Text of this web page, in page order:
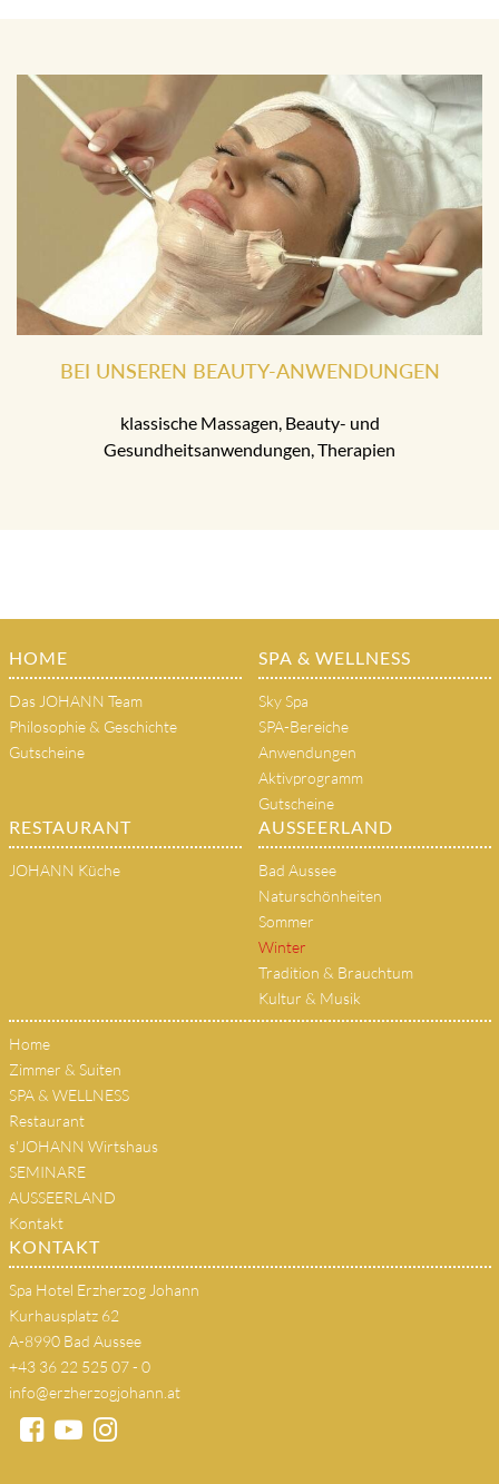
BEI UNSEREN BEAUTY-ANWENDUNGEN
klassische Massagen, Beauty- und
Gesundheitsanwendungen, Therapien
HOME
Das JOHANN Team
Philosophie & Geschichte
Gutscheine
SPA & WELLNESS
Sky Spa
SPA-Bereiche
Anwendungen
Aktivprogramm
Gutscheine
RESTAURANT
JOHANN Küche
AUSSEERLAND
Bad Aussee
Naturschönheiten
Sommer
Winter
Tradition & Brauchtum
Kultur & Musik
Home
Zimmer & Suiten
SPA & WELLNESS
Restaurant
s'JOHANN Wirtshaus
SEMINARE
AUSSEERLAND
Kontakt
KONTAKT
Spa Hotel Erzherzog Johann
Kurhausplatz 62
A-8990 Bad Aussee
+43 36 22 525 07 - 0
info@erzherzogjohann.at